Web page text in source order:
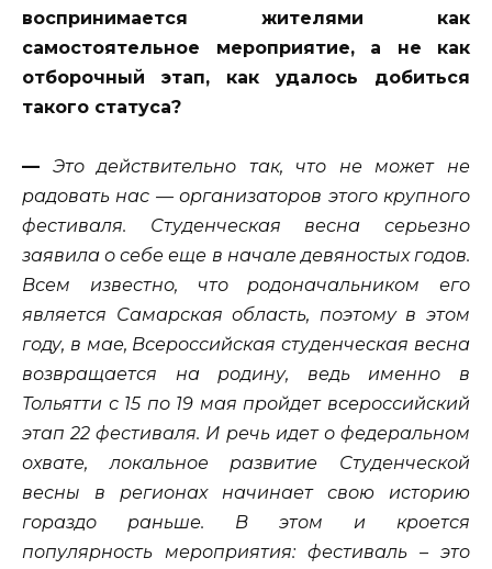
воспринимается жителями как
самостоятельное мероприятие, а не как
отборочный этап, как удалось добиться
такого статуса?
—
Это действительно так, что не может не
радовать нас — организаторов этого крупного
фестиваля. Студенческая весна серьезно
заявила о себе еще в начале девяностых годов.
Всем известно, что родоначальником его
является Самарская область, поэтому в этом
году, в мае, Всероссийская студенческая весна
возвращается на родину, ведь именно в
Тольятти с 15 по 19 мая пройдет всероссийский
этап 22 фестиваля. И речь идет о федеральном
охвате, локальное развитие Студенческой
весны в регионах начинает свою историю
гораздо раньше. В этом и кроется
популярность мероприятия: фестиваль – это